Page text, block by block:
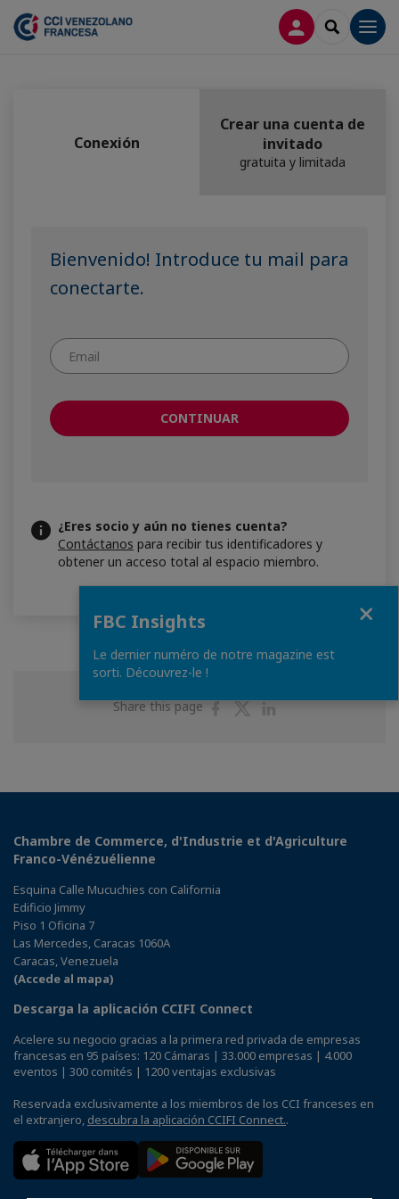
CONECTARSE
SEARCH
Conexión
Crear una cuenta de
invitado
gratuita y limitada
Bienvenido! Introduce tu mail para
conectarte.
CONTINUAR
¿Eres socio y aún no tienes cuenta?
Contáctanos para recibir tus identificadores y
obtener un acceso total al espacio miembro.
Share this page
ShareShareShare
Chambre de Commerce, d'Industrie et d'Agriculture
Franco-Vénézuélienne
Esquina Calle Mucuchies con California
Edificio Jimmy
Piso 1 Oficina 7
Las Mercedes, Caracas 1060A
Caracas, Venezuela
(Accede al mapa)
Descarga la aplicación CCIFI Connect
Acelere su negocio gracias a la primera red privada de empresas
francesas en 95 países: 120 Cámaras | 33.000 empresas | 4.000
eventos | 300 comités | 1200 ventajas exclusivas
Reservada exclusivamente a los miembros de los CCI franceses en
el extranjero, descubra la aplicación CCIFI Connect..
FBC Insights
Le dernier numéro de notre magazine est
sorti. Découvrez-le !